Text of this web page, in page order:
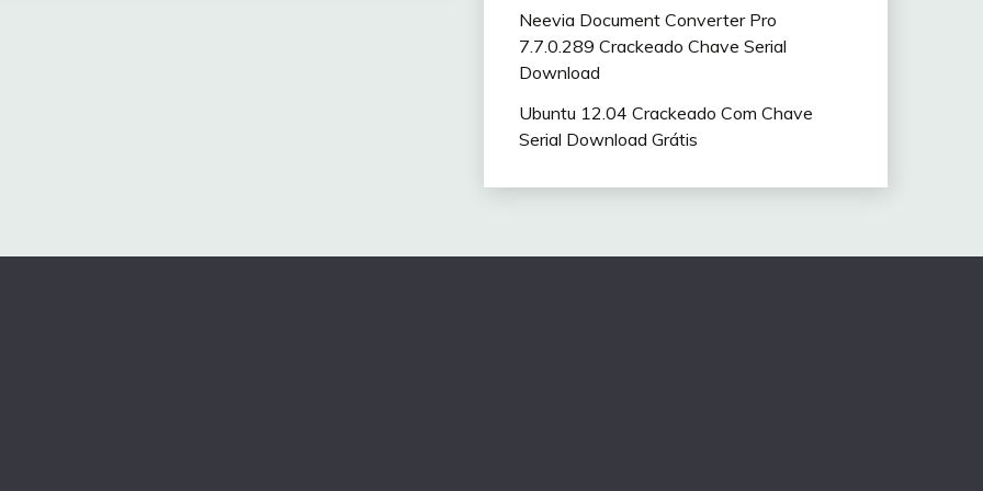
Neevia Document Converter Pro
7.7.0.289 Crackeado Chave Serial
Download
Ubuntu 12.04 Crackeado Com Chave
Serial Download Grátis